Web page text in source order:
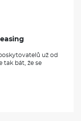
už od
tak bát, že se